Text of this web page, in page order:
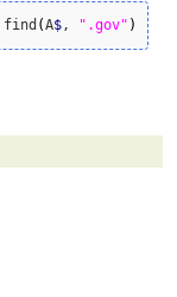
find (A$ , ".gov" ) !